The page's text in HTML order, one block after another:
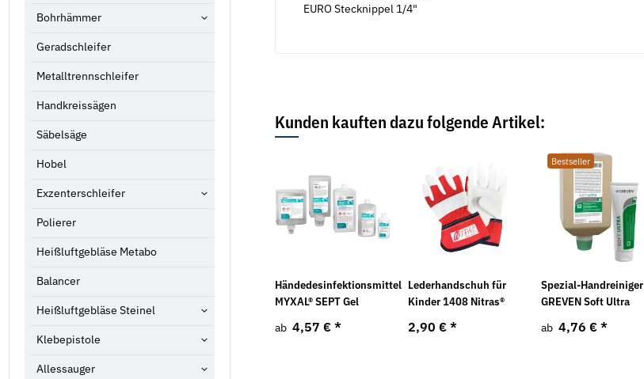
EURO Stecknippel 1/4"
Kunden kauften dazu folgende Artikel:
Händedesinfektionsmittel
MYXAL® SEPT Gel
ab 4,57 € *
Lederhandschuh für
Kinder 1408 Nitras®
2,90 €*
Bestseller
Spezial-Handreiniger
GREVEN Soft Ultra
ab 4,76 € *
Bohrhämmer
Geradschleifer
Metalltrennschleifer
Handkreissägen
Säbelsäge
Hobel
Exzenterschleifer
Polierer
Heißluftgebläse Metabo
Balancer
Heißluftgebläse Steinel
Klebepistole
Allessauger